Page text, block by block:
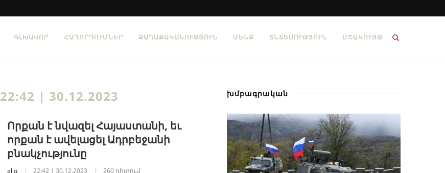
ԳԼԽԱՎՈՐ ՀԱՂՈՐԴՈՒՄՆԵՐ ՔԱՂԱՔԱԿԱՆՈՒԹՅՈՒՆ ՄԵՆՔ ՏՆՏԵՍՈՒԹՅՈՒՆ ՄՇԱԿՈՒՅԹ
22:42 | 30.12.2023
Որքան է նվազել Հայաստանի, եւ
որքան է ավելացել Ադրբեջանի
բնակչությունը
aliq 22:42 | 30.12.2023 260 դիտում
խմբագրական